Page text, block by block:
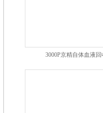
3000P京精自体血液